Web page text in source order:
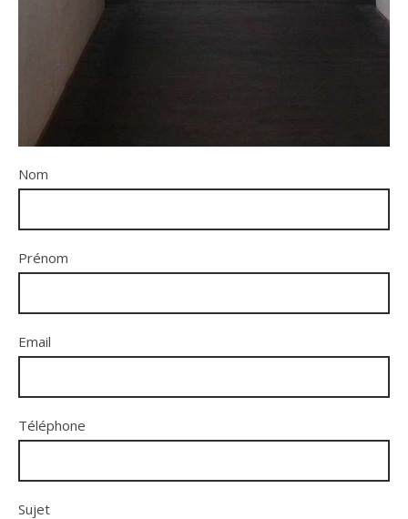
Nom
Prénom
Email
Téléphone
Sujet